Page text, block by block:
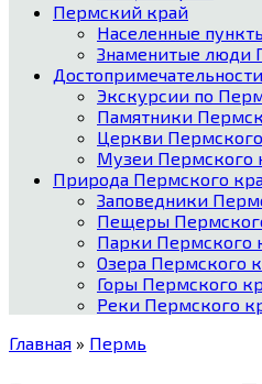
Пермский край
Населенные
Знаменитые люди
Экскурсии по
Памятники
Церкви
Музеи Пермского
Природа Пермского
Заповедники
Пещеры
Парки Пермского
Озера Пермского
Горы Пермского
Реки Пермского
Главная » Пермь